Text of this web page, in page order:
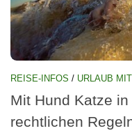
REISE-INFOS / URLAUB
Mit Hund Katze
rechtlichen